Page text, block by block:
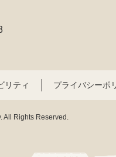
リティ プライバシーポ
All Rights Reserved.